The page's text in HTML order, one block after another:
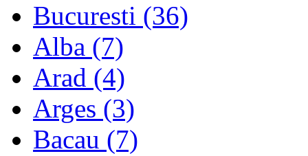
Bucuresti (36)
Alba (7)
Arad (4)
Arges (3)
Bacau (7)